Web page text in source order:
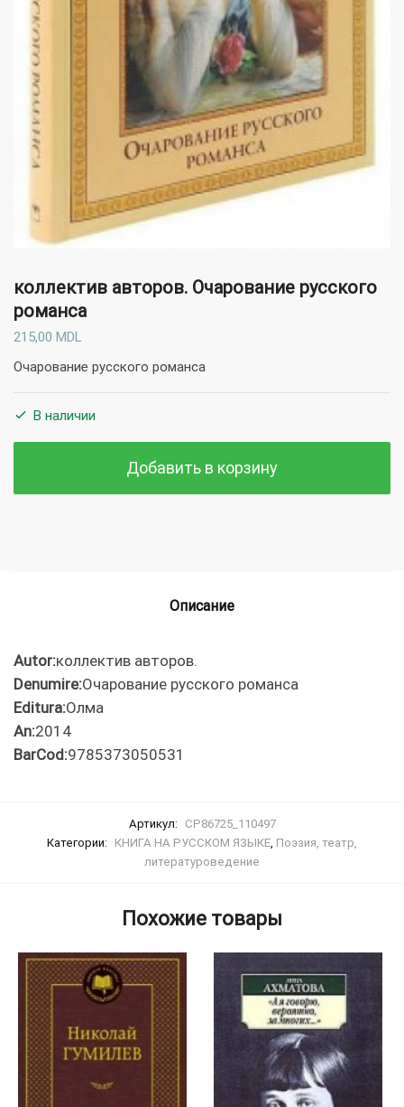
коллектив авторов. Очарование русского
романса
215,00 MDL
Очарование русского романса
В наличии
Добавить в корзину
Описание
Autor:коллектив авторов.
Denumire:Очарование русского романса
Editura:Олма
An:2014
BarCod:9785373050531
Артикул:
CP86725_110497
Категории:
КНИГА НА РУССКОМ ЯЗЫКЕ Поэзия, театр,
литературоведение
Похожие товары